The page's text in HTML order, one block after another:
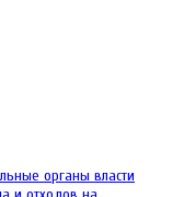
органы власти